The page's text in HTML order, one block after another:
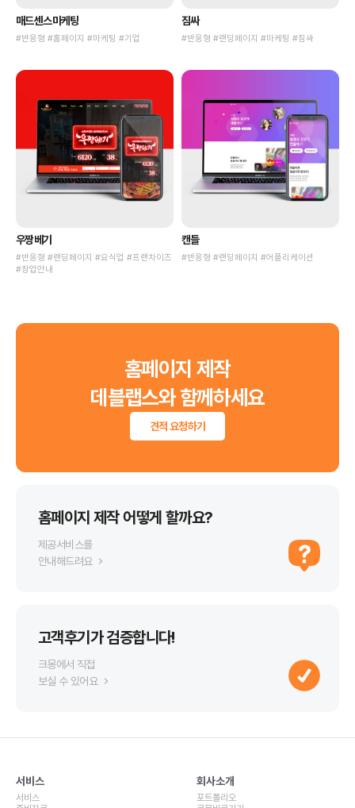
매드센스마케팅
#반응형 #홈페이지 #마케팅 #기업
짐싸
#반응형 #랜딩페이지 #마케팅 #짐싸
우짱베기
#반응형 #랜딩페이지 #요식업 #프랜차이즈
#창업안내
캔들
#반응형 #랜딩페이지 #어플리케이션
홈페이지 제작
데블랩스와 함께하세요
견적 요청하기
홈페이지 제작 어떻게 할까요?
제공서비스를
안내해드려요
고객후기가 검증합니다!
크몽에서 직접
보실 수 있어요
서비스
서비스
회사소개
포트폴리오